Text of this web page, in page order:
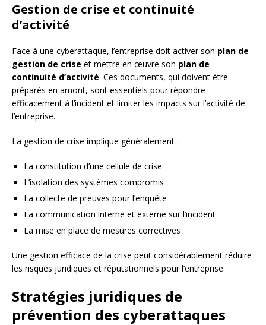
Gestion de crise et continuité
d’activité
Face à une cyberattaque, l’entreprise doit activer son plan de
gestion de crise et mettre en œuvre son plan de
continuité d’activité. Ces documents, qui doivent être
préparés en amont, sont essentiels pour répondre
efficacement à l’incident et limiter les impacts sur l’activité de
l’entreprise.
La gestion de crise implique généralement :
La constitution d’une cellule de crise
L’isolation des systèmes compromis
La collecte de preuves pour l’enquête
La communication interne et externe sur l’incident
La mise en place de mesures correctives
Une gestion efficace de la crise peut considérablement réduire
les risques juridiques et réputationnels pour l’entreprise.
Stratégies juridiques de
prévention des cyberattaques